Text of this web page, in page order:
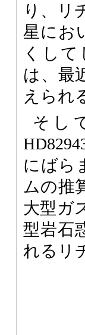
り、リ
星にお
くし
は、最
えられ
そし
にばら
ムの推
大型ガ
型岩石
れるリ